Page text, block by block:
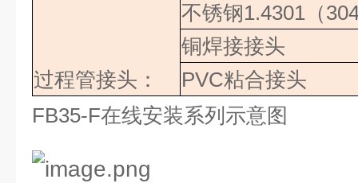
过程管接头：
不锈钢1.4301 （
铜焊接接头
PVC粘合接头
FB35-F在线安装系列示意图